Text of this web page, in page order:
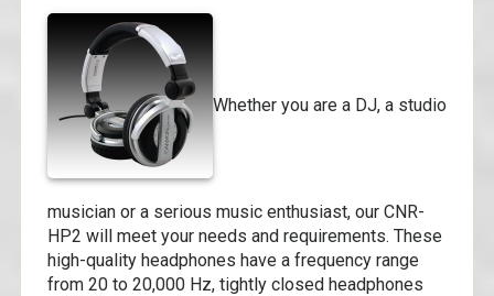
Whether you are a DJ, a studio
musician or a serious music enthusiast, our CNR-
HP2 will meet your needs and requirements. These
high-quality headphones have a frequency range
from 20 to 20,000 Hz, tightly closed headphones